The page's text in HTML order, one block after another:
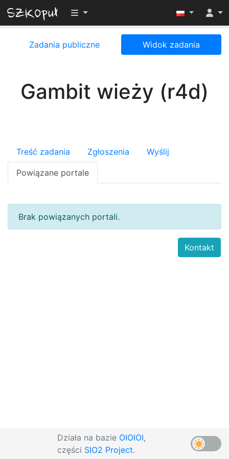
Przełącz widoczność menu
Zadania publiczne Widok zadania
Gambit wieży (r4d)
Treść zadania Zgłoszenia Wyślij
Powiązane portale
Brak powiązanych portali.
Działa na bazie OIOIOI,
części SIO2 Project.
Kontakt